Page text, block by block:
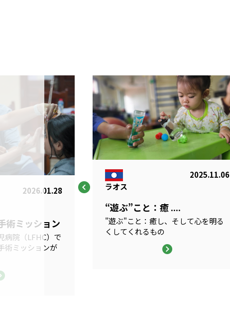
2026.01.28
術ミッション
病院（LFHC）で
術ミッションが
ラオス
2025.11.06
“遊ぶ”こと：癒 ....
"遊ぶ"こと：癒し、そして心を明る
くしてくれるもの